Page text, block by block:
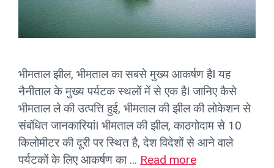
भीमताल झील, भीमताल का सबसे मुख्य आकर्षण हैI यह
नैनीताल के मुख्य पर्यटक स्थलों में से एक हैI जानिए कैसे
भीमताल ले की उत्पत्ति हुई, भीमताल की झील की लोकेशन से
संबंधित जानकारियांI भीमताल की झील, काठगोदाम से 10
किलोमीटर की दूरी पर स्थित है, देश विदेशों से आने वाले
पर्यटकों के लिए आकर्षण का … Read more